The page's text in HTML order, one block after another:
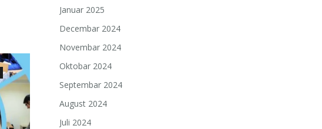
Januar 2025
Decembar 2024
Novembar 2024
Oktobar 2024
Septembar 2024
August 2024
Juli 2024